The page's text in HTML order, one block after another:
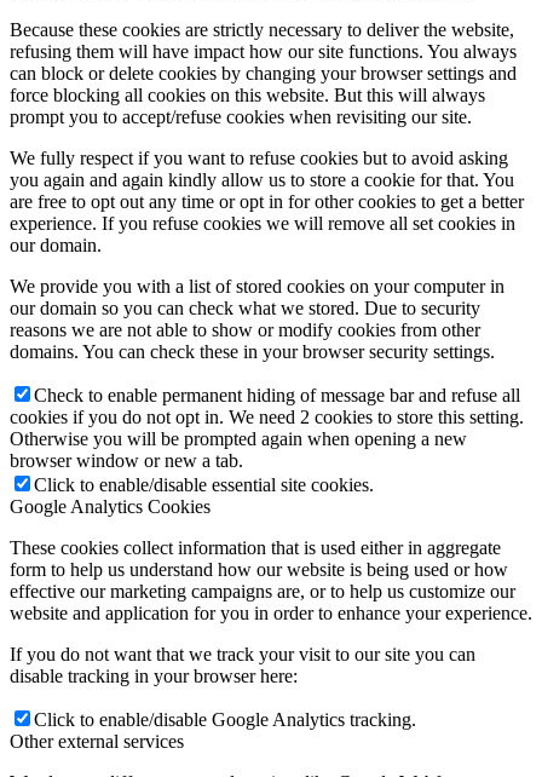
Because these cookies are strictly necessary to deliver the website,
refusing them will have impact how our site functions. You always
can block or delete cookies by changing your browser settings and
force blocking all cookies on this website. But this will always
prompt you to accept/refuse cookies when revisiting our site.
We fully respect if you want to refuse cookies but to avoid asking
you again and again kindly allow us to store a cookie for that. You
are free to opt out any time or opt in for other cookies to get a better
experience. If you refuse cookies we will remove all set cookies in
our domain.
We provide you with a list of stored cookies on your computer in
our domain so you can check what we stored. Due to security
reasons we are not able to show or modify cookies from other
domains. You can check these in your browser security settings.
Check to enable permanent hiding of message bar and refuse all
cookies if you do not opt in. We need 2 cookies to store this setting.
Otherwise you will be prompted again when opening a new
browser window or new a tab.
Click to enable/disable essential site cookies.
Google Analytics Cookies
These cookies collect information that is used either in aggregate
form to help us understand how our website is being used or how
effective our marketing campaigns are, or to help us customize our
website and application for you in order to enhance your experience.
If you do not want that we track your visit to our site you can
disable tracking in your browser here:
Click to enable/disable Google Analytics tracking.
Other external services